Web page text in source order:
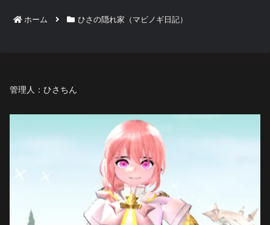
ホーム ひさの隠れ家（マビノギ日記）
管理人：ひさちん